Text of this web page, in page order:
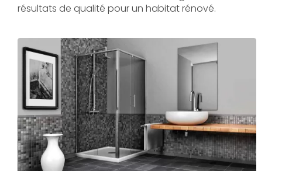
résultats de qualité pour un habitat rénové.